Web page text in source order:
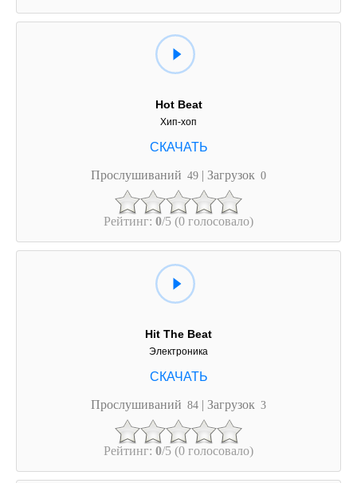
Hot Beat
Хип-хоп
Прослушиваний 49 | Загрузок 0
Рейтинг: 0/5 (0 голосовало)
Hit The Beat
Электроника
Прослушиваний 84 | Загрузок 3
Рейтинг: 0/5 (0 голосовало)